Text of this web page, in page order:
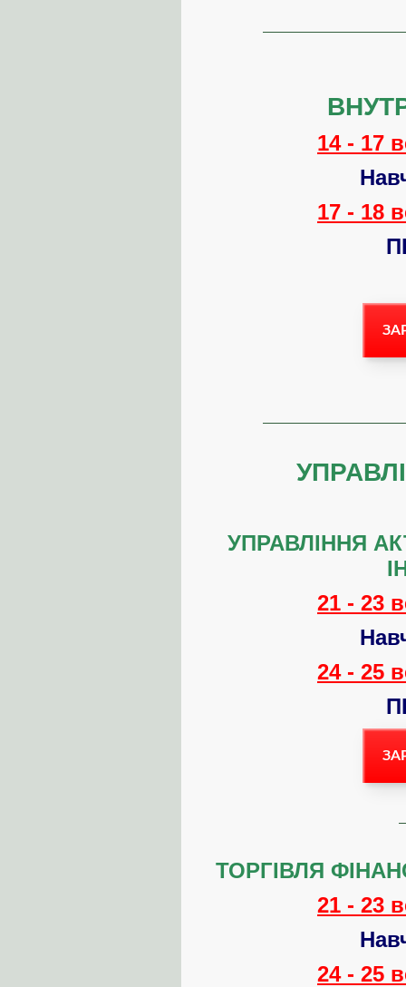
14 - 17
17 - 18
УПРАВЛІННЯ
21 - 23
24 - 25
ТОРГІВЛЯ
21 - 23
24 - 25